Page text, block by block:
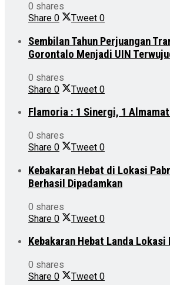
0 shares
Share 0 Tweet 0
Sembilan Tahun Perjuangan
Gorontalo Menjadi UIN
0 shares
Share 0 Tweet 0
Flamoria : 1 Sinergi, 1
0 shares
Share 0 Tweet 0
Kebakaran Hebat di Lokasi
Berhasil Dipadamkan
0 shares
Share 0 Tweet 0
Kebakaran Hebat Landa
0 shares
Share 0 Tweet 0